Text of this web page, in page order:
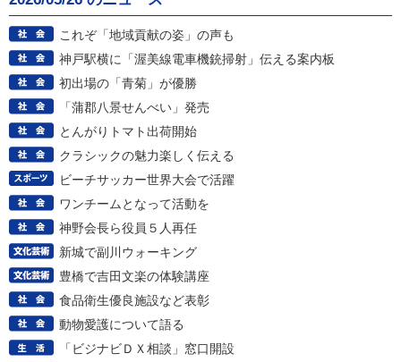
これぞ「地域貢献の姿」の声も
神戸駅横に「渥美線電車機銃掃射」伝える案内板
初出場の「青菊」が優勝
「蒲郡八景せんべい」発売
とんがりトマト出荷開始
クラシックの魅力楽しく伝える
ビーチサッカー世界大会で活躍
ワンチームとなって活動を
神野会長ら役員５人再任
新城で副川ウォーキング
豊橋で吉田文楽の体験講座
食品衛生優良施設など表彰
動物愛護について語る
「ビジナビＤＸ相談」窓口開設